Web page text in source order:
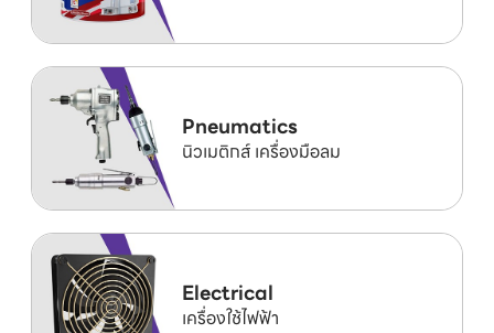
Pneumatics
นิวเมติกส์ เครื่องมือลม
Electrical
เครื่องใช้ไฟฟ้า